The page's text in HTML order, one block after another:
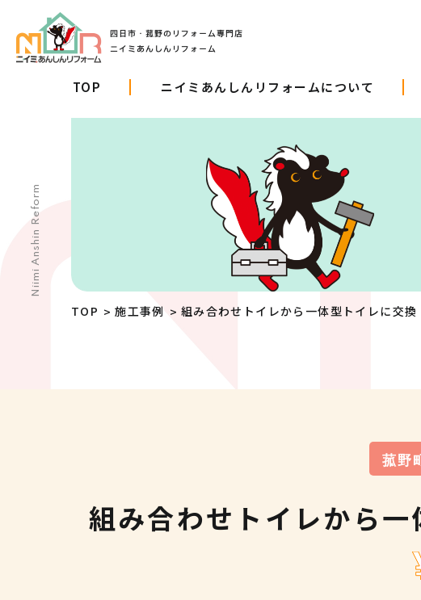
TOP ニイミあんしんリフォームについて
Niimi Anshin Reform
TOP 施工事例 組み合わせトイレから一体型トイレに交
菰野
組み合わせトイレから